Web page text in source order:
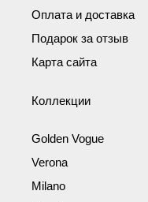
Оплата и доставка
Подарок за отзыв
Карта сайта
Коллекции
Golden Vogue
Verona
Milano